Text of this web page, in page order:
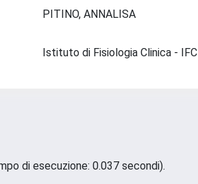
PITINO, ANNALISA
Istituto di Fisiologia Clinica - IFC
di esecuzione: 0.037 secondi).